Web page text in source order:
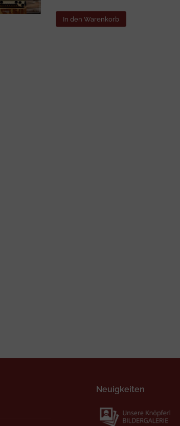
In den Warenkorb
Neuigkeiten